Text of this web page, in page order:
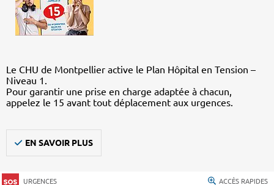
Le CHU de Montpellier active le Plan Hôpital en Tension –
Niveau 1.
Pour garantir une prise en charge adaptée à chacun,
appelez le 15 avant tout déplacement aux urgences.
EN SAVOIR PLUS
URGENCES ACCÈS RAPIDES